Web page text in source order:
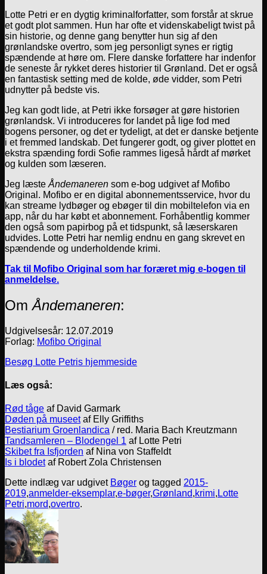
Lotte Petri er en dygtig kriminalforfatter, som forstår at skrue
et godt plot sammen. Hun har ofte et videnskabeligt twist på
sin historie, og denne gang benytter hun sig af den
grønlandske overtro, som jeg personligt synes er rigtig
spændende at høre om. Flere danske forfattere har indenfor
de seneste år rykket deres historier til Grønland. Det er også
en fantastisk setting med de kolde, øde vidder, som Petri
udnytter på bedste vis.
Jeg kan godt lide, at Petri ikke forsøger at gøre historien
grønlandsk. Vi introduceres for landet på lige fod med
bogens personer, og det er tydeligt, at det er danske betjente
i et fremmed landskab. Det fungerer godt, og giver plottet en
ekstra spænding fordi Sofie rammes ligeså hårdt af mørket
og kulden som læseren.
Jeg læste Åndemaneren som e-bog udgivet af Mofibo
Original. Mofibo er en digital abonnementsservice, hvor du
kan streame lydbøger og ebøger til din mobiltelefon via en
app, når du har købt et abonnement. Forhåbentlig kommer
den også som papirbog på et tidspunkt, så læserskaren
udvides. Lotte Petri har nemlig endnu en gang skrevet en
spændende og underholdende krimi.
Tak til Mofibo Original som har foræret mig e-bogen til
anmeldelse.
OmÅndemaneren:
Udgivelsesår: 12.07.2019
Forlag: Mofibo Original
Besøg Lotte Petris hjemmeside
Læs også:
Rød tåge af David Garmark
Døden på museetaf Elly Griffiths
Bestiarium Groenlandica / red. Maria Bach Kreutzmann
Tandsamleren – Blodengel 1 af Lotte Petri
Skibet fra Isfjorden af Nina von Staffeldt
Is i blodetaf Robert Zola Christensen
Dette indlæg var udgivet Bøger og tagged 2015-
2019,anmelder-eksemplar,e-bøger,Grønland,krimi, Lotte
Petri,mord,overtro.